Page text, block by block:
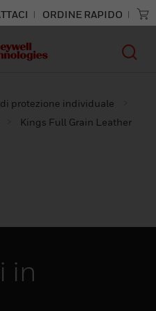
ORDINE RAPIDO
protezione individuale
Kings Full Grain Leather
in